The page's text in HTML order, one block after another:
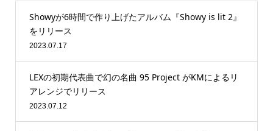
Showyが6時間で作り上げたアルバム『Showy is lit 2』
をリリース
2023.07.17
LEXの初期代表曲で幻の名曲 95 Project がKMによるリ
アレンジでリリース
2023.07.12